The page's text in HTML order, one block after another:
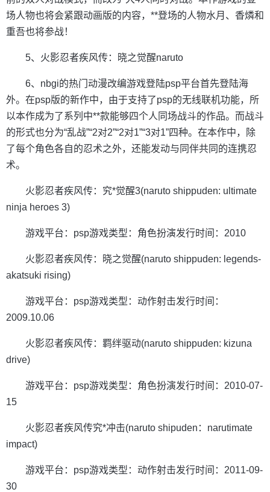
场人物也将会紧跟动画版的内容，**登场的人物水月、香燐和
重吾也将参战！
5、火影忍者疾风传：晓之觉醒naruto
6、nbgi的热门动漫改编游戏登陆psp平台首先登陆海
外。在psp版的新作中，由于支持了psp的无线联机功能，所
以本作成为了系列中**款能够四个人同场战斗的作品。而战斗
的形式也分为“乱战”“2对2”“2对1”“3对1”四种。在本作中，除
了每个角色各自的忍术之外，还能发动与同伴共同的连携忍
术。
火影忍者疾风传：究*觉醒3(naruto shippuden: ultimate
ninja heroes 3)
游戏平台：psp游戏类型：角色扮演发行时间：2010
火影忍者疾风传：晓之觉醒(naruto shippuden: legends-
akatsuki rising)
游戏平台：psp游戏类型：动作射击发行时间：
2009.10.06
火影忍者疾风传：羁绊驱动(naruto shippuden: kizuna
drive)
游戏平台：psp游戏类型：角色扮演发行时间：2010-07-
15
火影忍者疾风传究*冲击(naruto shipuden：narutimate
impact)
游戏平台：psp游戏类型：动作射击发行时间：2011-09-
30